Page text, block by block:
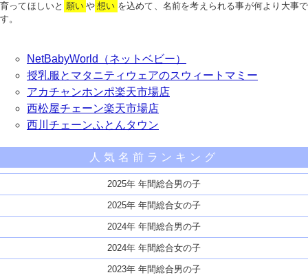
育ってほしいと 願い や 想い を込めて、名前を考えられる事が何より大事で
す。
NetBabyWorld（ネットベビー）
授乳服とマタニティウェアのスウィートマミー
アカチャンホンポ楽天市場店
西松屋チェーン楽天市場店
西川チェーンふとんタウン
人気名前ランキング
2025年 年間総合男の子
2025年 年間総合女の子
2024年 年間総合男の子
2024年 年間総合女の子
2023年 年間総合男の子